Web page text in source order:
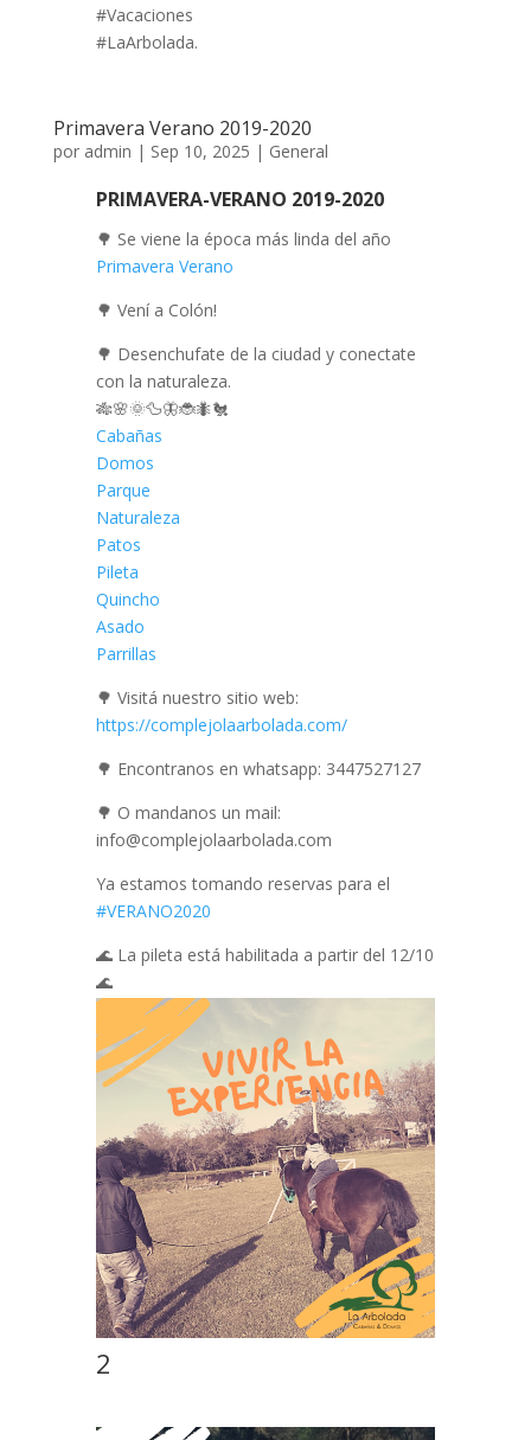
#Vacaciones
#LaArbolada.
Primavera Verano 2019-2020
por admin | Sep 10, 2025 | General
PRIMAVERA-VERANO 2019-2020
🌳 Se viene la época más linda del año
Primavera Verano
🌳 Vení a Colón!
🌳 Desenchufate de la ciudad y conectate
con la naturaleza.
🎋🌸🌞🦆🦋🐞🐜🐔
Cabañas
Domos
Parque
Naturaleza
Patos
Pileta
Quincho
Asado
Parrillas
🌳 Visitá nuestro sitio web:
https://complejolaarbolada.com/
🌳 Encontranos en whatsapp: 3447527127
🌳 O mandanos un mail:
info@complejolaarbolada.com
Ya estamos tomando reservas para el
#VERANO2020
🌊 La pileta está habilitada a partir del 12/10
🌊
2